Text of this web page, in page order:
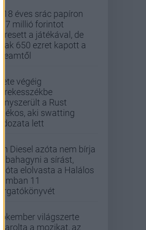
A 18 éves srác papíron
437 millió forintot
keresett a játékával, de
csak 650 ezret kapott a
Steamtől
Élete végéig
kerekesszékbe
kényszerült a Rust
játékos, aki swatting
áldozata lett
Vin Diesel azóta nem bírja
abbahagyni a sírást,
mióta elolvasta a Halálos
iramban 11
forgatókönyvét
Pókember világszerte
letarolta a mozikat, az